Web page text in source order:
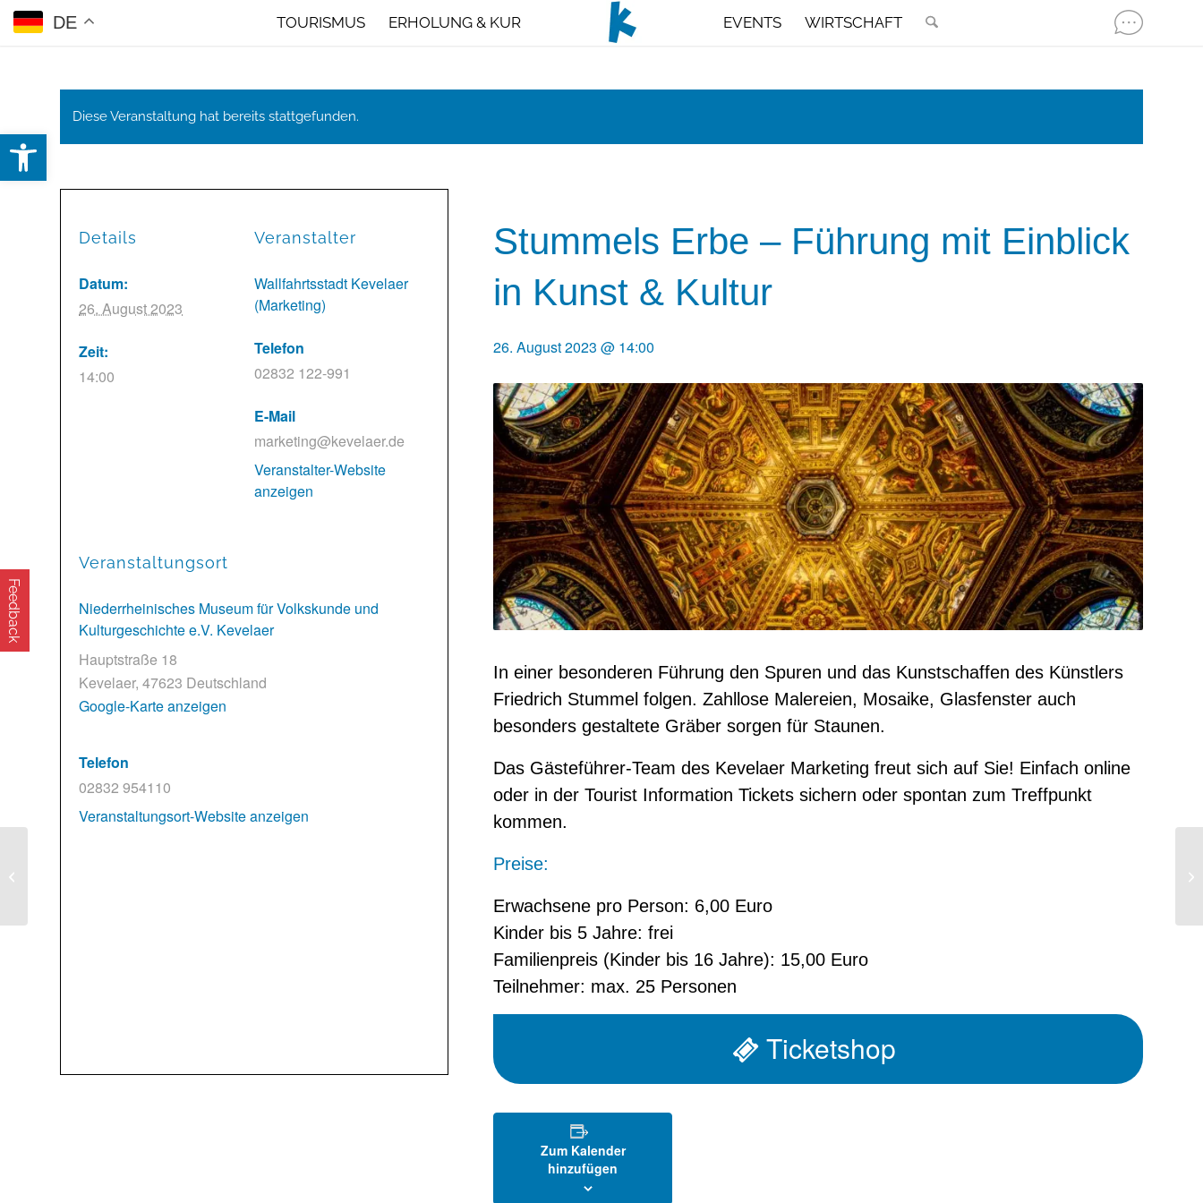
Open toolbar
Feedback
TOURISMUS ERHOLUNG & KUR EVENTS WIRTSCHAFT
Diese Veranstaltung hat bereits stattgefunden.
Stummels Erbe – Führung mit Einblick
in Kunst & Kultur
26. August 2023 @ 14:00
In einer besonderen Führung den Spuren und das Kunstschaffen des Künstlers
Friedrich Stummel folgen. Zahllose Malereien, Mosaike, Glasfenster auch
besonders gestaltete Gräber sorgen für Staunen.
Das Gästeführer-Team des Kevelaer Marketing freut sich auf Sie! Einfach online
oder in der Tourist Information Tickets sichern oder spontan zum Treffpunkt
kommen.
Preise:
Erwachsene pro Person: 6,00 Euro
Kinder bis 5 Jahre: frei
Familienpreis (Kinder bis 16 Jahre): 15,00 Euro
Teilnehmer: max. 25 Personen
Ticketshop
Zum Kalender
hinzufügen
Details
Datum:
26. August 2023
Zeit:
14:00
Veranstalter
Wallfahrtsstadt Kevelaer
(Marketing)
Telefon
02832 122-991
E-Mail
marketing@kevelaer.de
Veranstalter-Website
anzeigen
Veranstaltungsort
Niederrheinisches Museum für Volkskunde und
Kulturgeschichte e.V. Kevelaer
Hauptstraße 18
Kevelaer, 47623 Deutschland
Google-Karte anzeigen
Telefon
02832 954110
Veranstaltungsort-Website anzeigen
DE